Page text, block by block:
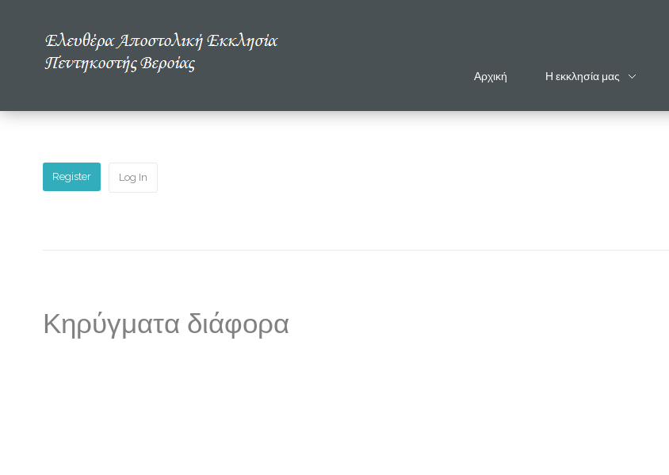
Πολυμέσα
Αρχική Η εκκλησία μας
Register Log In
Κηρύγματα διάφορα